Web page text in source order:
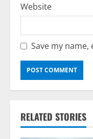
Website
Save my
RELATED STORIES